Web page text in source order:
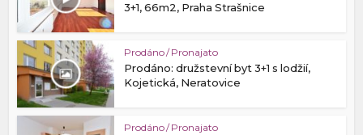
3+1, 66m2, Praha Strašnice
Prodáno / Pronajato
Prodáno: družstevní byt 3+1 s lodžií,
Kojetická, Neratovice
Prodáno / Pronajato